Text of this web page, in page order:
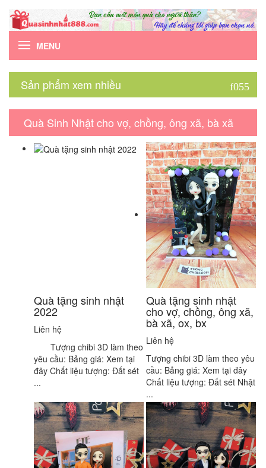
MENU
Sản phẩm xem nhiều
Quà Sinh Nhật cho vợ, chồng, ông xã, bà xã
Quà tặng sinh nhật
2022
Liên hệ
Tượng chibi 3D làm theo
yêu cầu: Bảng giá: Xem tại
đây Chất liệu tượng: Đất sét
...
Quà tặng sinh nhật
cho vợ, chồng, ông xã,
bà xã, ox, bx
Liên hệ
Tượng chibi 3D làm theo yêu
cầu: Bảng giá: Xem tại đây
Chất liệu tượng: Đất sét Nhật
...